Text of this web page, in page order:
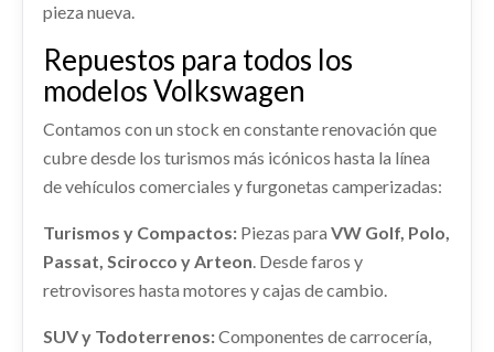
LLANTA 7P6601025
LLANTA 7P6601025 usado.
VOLKSWAGEN TOUAREG (7P5) V6 TDI
BLUEMOTION
Ref: 2376635 OEM: 7P6601025
105,83 € shopping_cart
REFUERZO PARAGOLPES DELANTERO
7P0807109D
REFUERZO PARAGOLPES DELANTERO... usado.
VOLKSWAGEN TOUAREG (7P5) V6 TDI
BLUEMOTION
MANGUETA DELANTERA DERECHA
MANGUETA DELANTERA DERECHA usado.
VOLKSWAGEN TOUAREG (7P5) V6 TDI
BLUEMOTION
Ref: 2271161
Consultar
AIRBAG CORTINA DELANTERO DERECHO
AIRBAG CORTINA DELANTERO DERECHO usado.
VOLKSWAGEN TOUAREG (7P5) V6 TDI
BLUEMOTION
Ref: 2271141
DEPOSITO COMBUSTIBLE
Ref: 2271139
Consultar
pieza nueva.
Repuestos para todos los
modelos Volkswagen
Contamos con un stock en constante renovación que
cubre desde los turismos más icónicos hasta la línea
de vehículos comerciales y furgonetas camperizadas:
Turismos y Compactos: Piezas para VW Golf, Polo,
Passat, Scirocco y Arteon. Desde faros y
retrovisores hasta motores y cajas de cambio.
SUV y Todoterrenos:Componentes de carrocería,